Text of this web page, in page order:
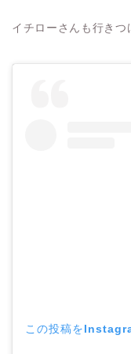
イチローさんも行き
この投稿を